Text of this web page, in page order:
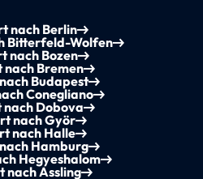
nach Berlin
Bitterfeld-Wolfen
nach Bozen
Bremen
Budapest
Conegliano
Dobova
nach Györ
nach Halle
Hamburg
Hegyeshalom
nach Assling